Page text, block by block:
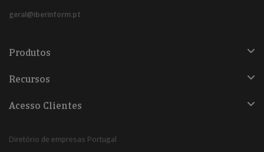
geral@iberinform.pt
Produtos
Recursos
Acesso Clientes
Diretório de empresas Portugal